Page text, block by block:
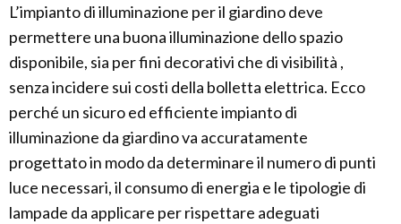
L’impianto di illuminazione per il giardino deve
permettere una buona illuminazione dello spazio
disponibile, sia per fini decorativi che di visibilità ,
senza incidere sui costi della bolletta elettrica. Ecco
perché un sicuro ed efficiente impianto di
illuminazione da giardino va accuratamente
progettato in modo da determinare il numero di punti
luce necessari, il consumo di energia e le tipologie di
lampade da applicare per rispettare adeguati